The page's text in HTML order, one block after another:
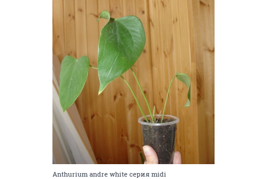
Anthurium andre white серия midi